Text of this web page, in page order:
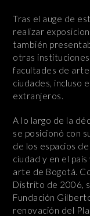
Tras el auge de
realizar
también
otras
facultades de
ciudades, incluso
extranjeros.
A lo largo de la
se posicionó con
de los espacios
ciudad y en el
arte de Bogotá.
Distrito de 2006,
Fundación
renovación del